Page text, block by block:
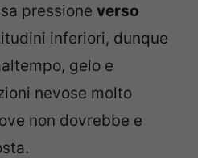
pressione verso
inferiori, dunque
gelo e
nevose molto
non dovrebbe e